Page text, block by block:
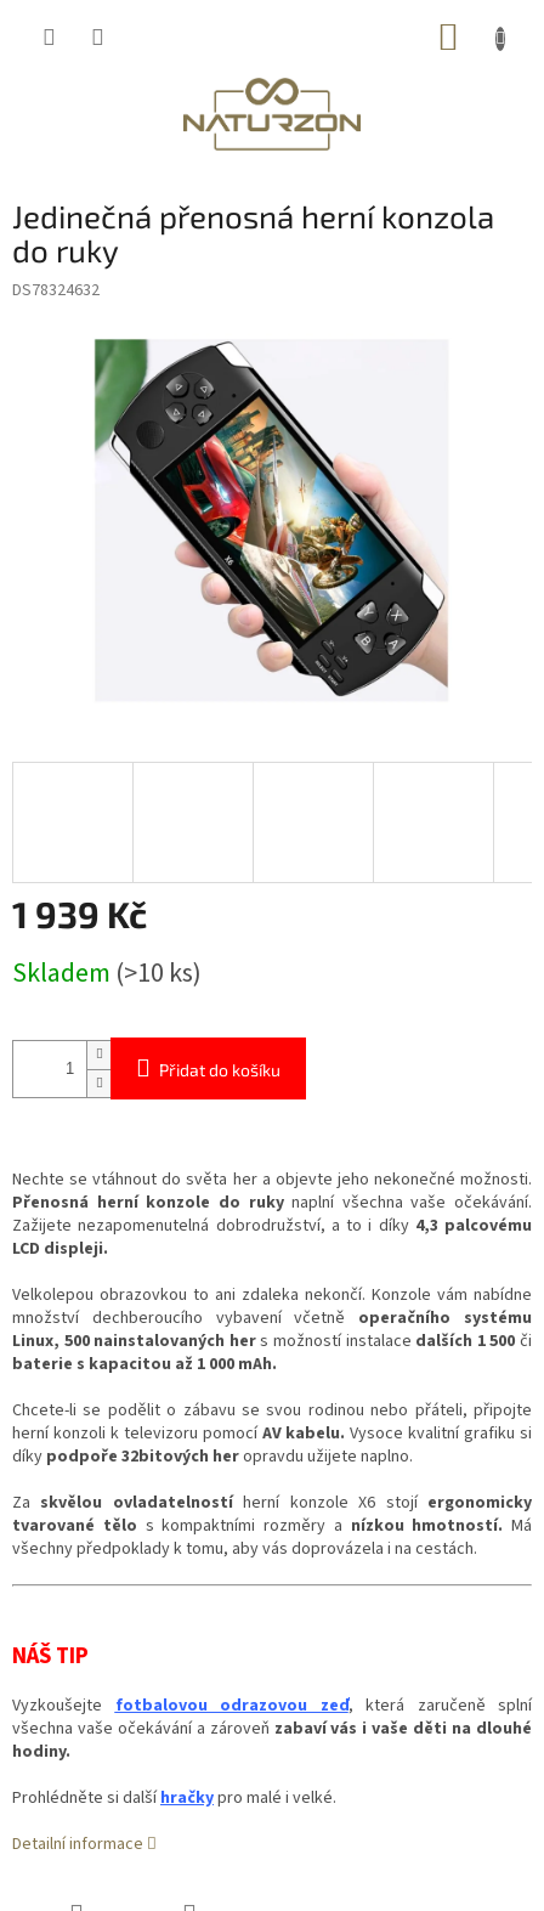
Jedinečná přenosná herní konzola
do ruky
DS78324632
1 939 Kč
cena:
Skladem (>10 ks)
Přidat do košíku
Nechte se vtáhnout do světa her a objevte jeho nekonečné možnosti.
Přenosná herní konzole do rukynaplní všechna vaše očekávání.
Zažijete nezapomenutelná dobrodružství, a to i díky 4,3 palcovému
LCD displeji.
Velkolepou obrazovkou to ani zdaleka nekončí. Konzole vám nabídne
množství dechberoucího vybavení včetně operačního systému
Linux, 500 nainstalovaných hers možností instalace dalších 1 500či
baterie s kapacitou až 1 000 mAh.
Chcete-li se podělit o zábavu se svou rodinou nebo přáteli, připojte
herní konzoli k televizoru pomocíAV kabelu. Vysoce kvalitní grafiku si
díky podpoře 32bitových heropravdu užijete naplno.
Za skvělou ovladatelnostíherní konzole X6 stojí ergonomicky
tvarované tělo s kompaktními rozměry a nízkou hmotností. Má
všechny předpoklady k tomu, aby vás doprovázela i na cestách.
NÁŠ TIP
Vyzkoušejtefotbalovou odrazovou zeď, která zaručeně splní
všechna vaše očekávání a zároveň zabaví vás i vaše děti na dlouhé
hodiny.
Prohlédněte si dalšíhračkypro malé i velké.
Detailní informace